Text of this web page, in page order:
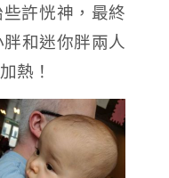
許恍神，最終
和迷你胖兩人
熱！